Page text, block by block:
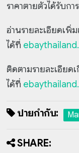
ราคาตายตัวได้รับก
อ่านรายละเอียดเพิ่
ได้ที่
ติดตามรายละเอีย
ได้ที่
ป้ายกำกับ:
SHARE: